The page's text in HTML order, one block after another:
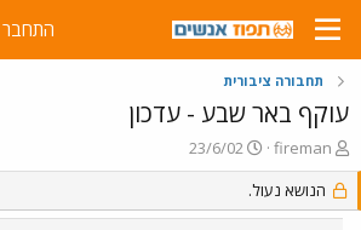
התחבר
תחבורה ציבורית
עוקף באר שבע - עדכון
פ
ו
ת
ח
fireman
פ
ו
ס
23/6/02
הנושא נעול.